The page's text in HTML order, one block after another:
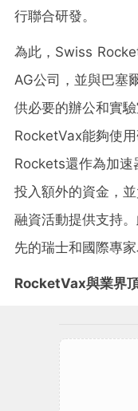
行聯合研發。
為此，Swiss
AG公司，並與巴塞
供必要的辦公和實
RocketVax能夠使
Rockets還作為加
投入額外的資金，
融資活動提供支持
先的瑞士和國際專
RocketVax與業界